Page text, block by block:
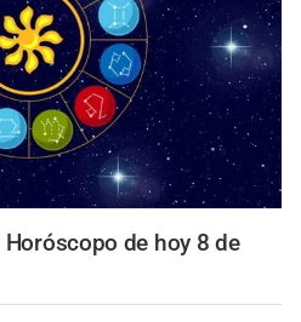
Horóscopo de hoy 8 de